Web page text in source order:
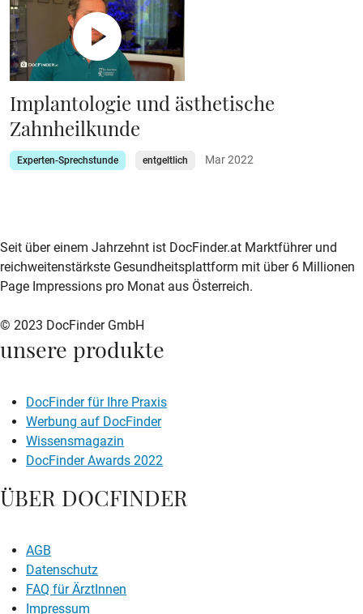
Implantologie und ästhetische
Zahnheilkunde
Experten-Sprechstunde entgeltlich Mar 2022
zur DocFinder-Startseite
logo icon
Seit über einem Jahrzehnt ist DocFinder.at Marktführer und
reichweitenstärkste Gesundheitsplattform mit über 6 Millionen
Page Impressions pro Monat aus Österreich.
© 2023 DocFinder GmbH
unsere produkte
DocFinder für Ihre Praxis
Werbung auf DocFinder
Wissensmagazin
DocFinder Awards 2022
ÜBER DOCFINDER
AGB
Datenschutz
FAQ für ÄrztInnen
Impressum